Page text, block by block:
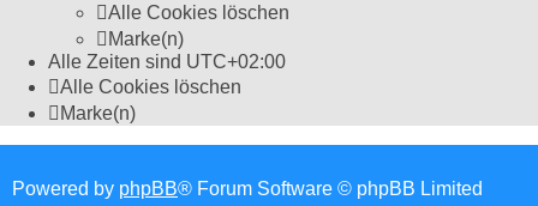
Alle Cookies löschen
Marke(n)
Alle Zeiten sind UTC+02:00
Alle Cookies löschen
Marke(n)
Powered by phpBB® Forum Software © phpBB Limited